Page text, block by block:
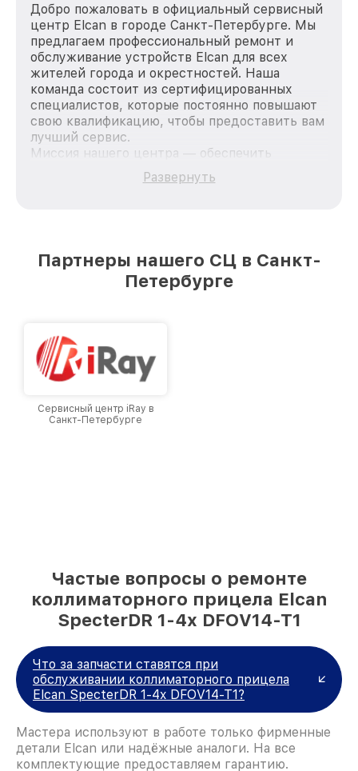
Добро пожаловать в официальный сервисный
центр Elcan в городе Санкт-Петербурге. Мы
предлагаем профессиональный ремонт и
обслуживание устройств Elcan для всех
жителей города и окрестностей. Наша
команда состоит из сертифицированных
специалистов, которые постоянно повышают
свою квалификацию, чтобы предоставить вам
лучший сервис.
Миссия нашего центра — обеспечить
качественный и доступный ремонт для
каждого пользователя продукции Elcan, вне
лучшим сервисным центром Elcan в городе
Санкт-Петербурге, постоянно повышая
Развернуть
Партнеры нашего СЦ в Санкт-
Петербурге
Сервисный центр iRay в
Санкт-Петербурге
Частые вопросы о ремонте
коллиматорного прицела Elcan
SpecterDR 1-4x DFOV14-T1
Что за запчасти ставятся при
обслуживании коллиматорного прицела
Elcan SpecterDR 1-4x DFOV14-T1?
Мастера используют в работе только фирменные
детали Elcan или надёжные аналоги. На все
комплектующие предоставляем гарантию.